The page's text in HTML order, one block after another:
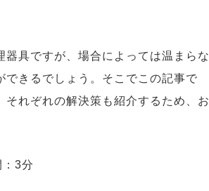
具ですが、場合によっては温まらな
きるでしょう。そこでこの記事で
れぞれの解決策も紹介するため、お
3分